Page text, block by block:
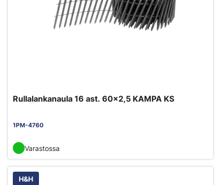
Rullalankanaula 16 ast. 60x2,5 KAMPA KS
1PM-4760
Varastossa
H&H